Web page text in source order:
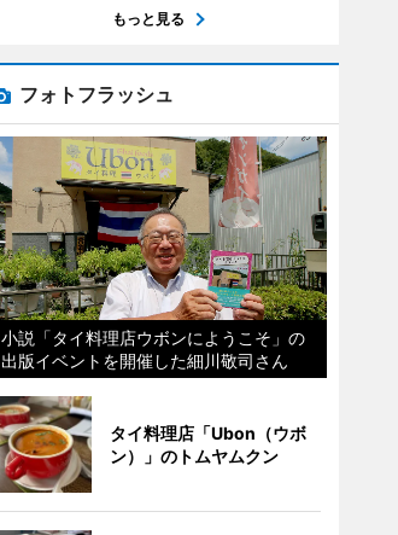
もっと見る
フォトフラッシュ
小説「タイ料理店ウボンにようこそ」の
出版イベントを開催した細川敬司さん
タイ料理店「Ubon（ウボ
ン）」のトムヤムクン